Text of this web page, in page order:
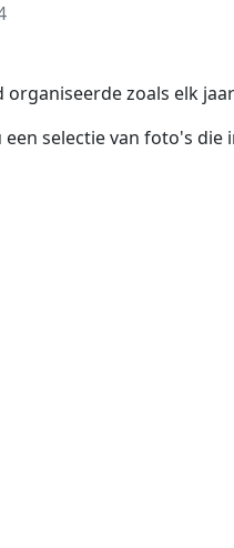
organiseerde zoals elk
selectie van foto's